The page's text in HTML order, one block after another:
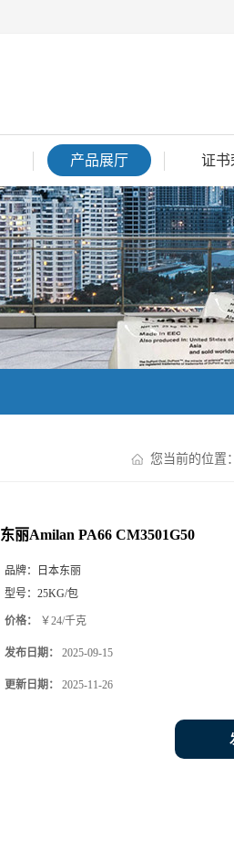
产品展厅 证书
您当前的位置
东丽Amilan PA66 CM3501G50
品牌：
日本东丽
型号： 25KG/包
价格： ￥24/千克
发布日期： 2025-09-15
更新日期： 2025-11-26